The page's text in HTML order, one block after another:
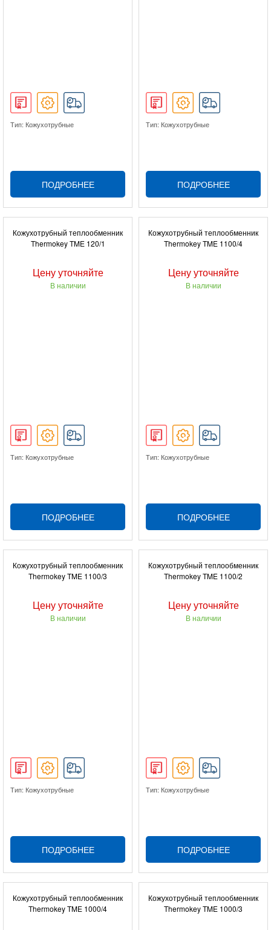
Тип: Кожухотрубные
ПОДРОБНЕЕ
Тип: Кожухотрубные
ПОДРОБНЕЕ
Кожухотрубный теплообменник
Thermokey TME 120/1
Цену уточняйте
В наличии
Тип: Кожухотрубные
ПОДРОБНЕЕ
Кожухотрубный теплообменник
Thermokey TME 1100/4
Цену уточняйте
В наличии
Тип: Кожухотрубные
ПОДРОБНЕЕ
Кожухотрубный теплообменник
Thermokey TME 1100/3
Цену уточняйте
В наличии
Тип: Кожухотрубные
ПОДРОБНЕЕ
Кожухотрубный теплообменник
Thermokey TME 1100/2
Цену уточняйте
В наличии
Тип: Кожухотрубные
ПОДРОБНЕЕ
Кожухотрубный теплообменник
Thermokey TME 1000/4
Кожухотрубный теплообменник
Thermokey TME 1000/3